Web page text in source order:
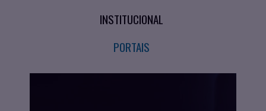
INSTITUCIONAL
PORTAIS